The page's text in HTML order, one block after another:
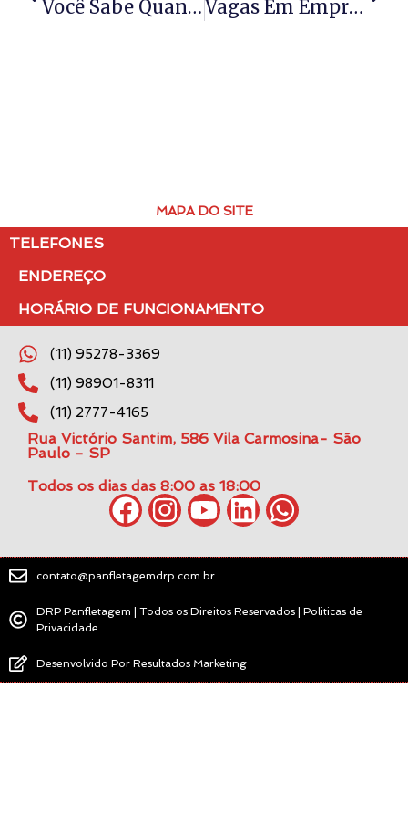
Você Sabe Quanto Pagar Para Panfletar? Descubra Agora! Vagas Em Empresa De Panfletagem Em Guarulhos – SP
MAPA DO SITE
TELEFONES
ENDEREÇO
HORÁRIO DE FUNCIONAMENTO
(11) 95278-3369
(11) 98901-8311
(11) 2777-4165
Rua Victório Santim, 586 Vila Carmosina- São
Paulo - SP
Todos os dias das 8:00 as 18:00
contato@panfletagemdrp.com.br
DRP Panfletagem | Todos os Direitos Reservados | Politicas de
Privacidade
Desenvolvido Por Resultados Marketing